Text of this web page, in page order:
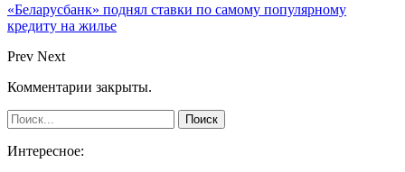
«Беларусбанк» поднял ставки по самому популярному
кредиту на жилье
Prev Next
Комментарии закрыты.
Интересное: